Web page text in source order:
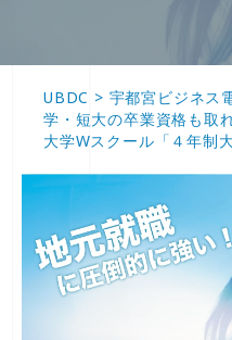
UBDC > 宇都宮ビジネス
学・短大の卒業資格も取
大学Wスクール「４年制